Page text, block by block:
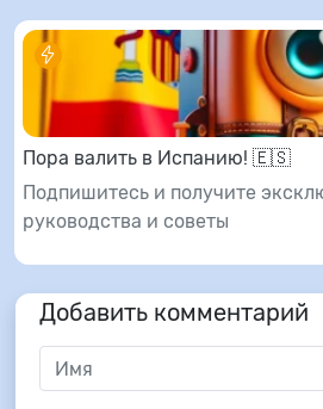
Пора валить в Испанию! 🇪🇸
Подпишитесь и получите
руководства и советы
Добавить комментарий